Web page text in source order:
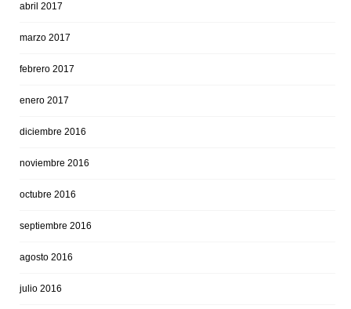
abril 2017
marzo 2017
febrero 2017
enero 2017
diciembre 2016
noviembre 2016
octubre 2016
septiembre 2016
agosto 2016
julio 2016